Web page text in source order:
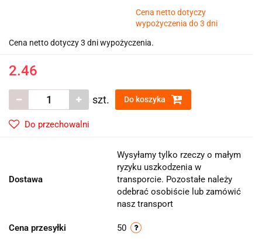
Cena netto dotyczy
wypożyczenia do 3 dni
Cena netto dotyczy 3 dni wypożyczenia.
2.46
szt. Do koszyka
Do przechowalni
Dostawa
Wysyłamy tylko rzeczy o małym
ryzyku uszkodzenia w
transporcie. Pozostałe należy
odebrać osobiście lub zamówić
nasz transport
Cena przesyłki 50